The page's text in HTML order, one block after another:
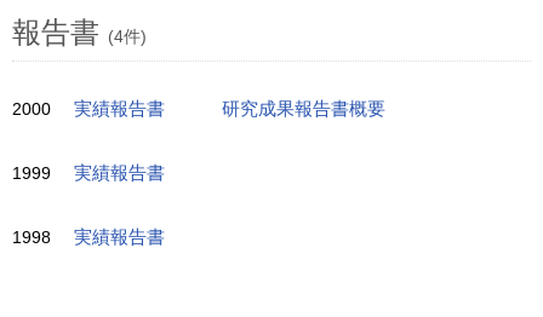
報告書 (4件)
2000 実績報告書 研究成果報告書概要
1999 実績報告書
1998 実績報告書